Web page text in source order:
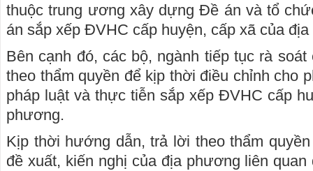
thuộc trung ương xây dựng Đề án và tổ
án sắp xếp ĐVHC cấp huyện, cấp xã của
Bên cạnh đó, các bộ, ngành tiếp tục rà
theo thẩm quyền để kịp thời điều chỉnh cho
pháp luật và thực tiễn sắp xếp ĐVHC cấp
phương.
Kịp thời hướng dẫn, trả lời theo thẩm
đề xuất, kiến nghị của địa phương liên